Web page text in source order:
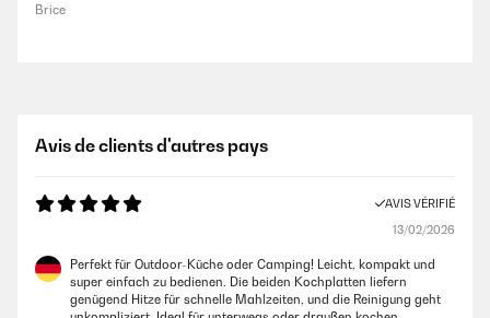
Brice
Avis de clients d'autres pays
AVIS VÉRIFIÉ
13/02/2026
Perfekt für Outdoor-Küche oder Camping! Leicht, kompakt und
super einfach zu bedienen. Die beiden Kochplatten liefern
genügend Hitze für schnelle Mahlzeiten, und die Reinigung geht